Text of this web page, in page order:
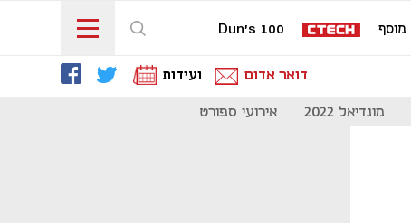
מוסף Dun's 100
דואר אדום ועידות
מונדיאל 2022 אירועי ספורט